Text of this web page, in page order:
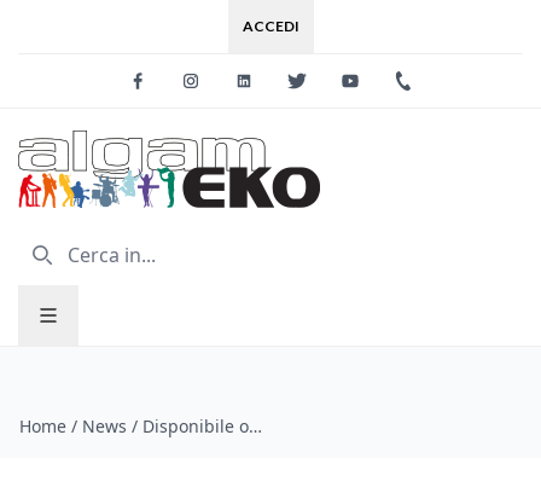
ACCEDI
FacebookInstagramLinkedinTwitter Youtube
Home / News / Disponibile ora l'aggiornamento software V1.4 per i mixer SQ